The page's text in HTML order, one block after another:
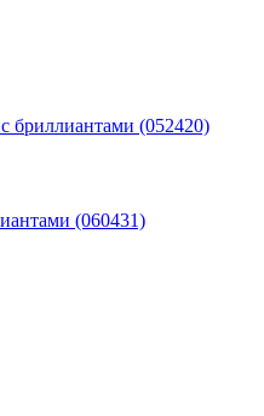
бриллиантами (052420)
(060431)